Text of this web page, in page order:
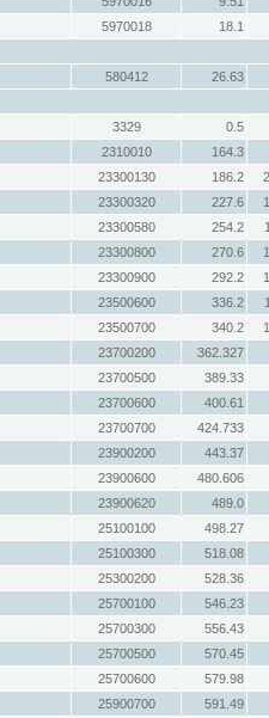
5970018
18.1
580412
26.63
3329
0.5
2310010
164.3
23300130 186.2
23300320 227.6
23300580 254.2
23300800 270.6
23300900 292.2
23500600 336.2
23500700 340.2
23700200
362.327
23700500
389.33
23700600
400.61
23700700
424.733
23900200
443.37
23900600
480.606
23900620
489.0
25100100
498.27
25100300
518.08
25300200
528.36
25700100
546.23
25700300
556.43
25700500
570.45
25700600
579.98
25900700
591.49